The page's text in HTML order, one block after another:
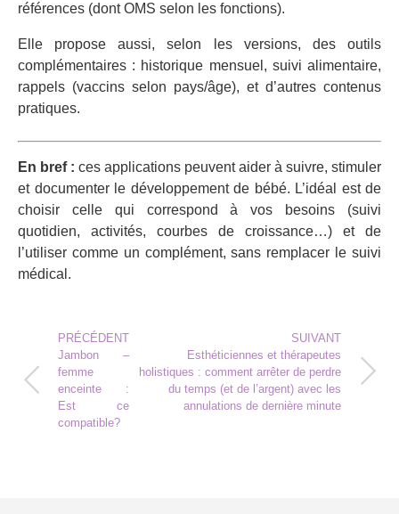
références (dont OMS selon les fonctions).
Elle propose aussi, selon les versions, des outils
complémentaires : historique mensuel, suivi alimentaire,
rappels (vaccins selon pays/âge), et d’autres contenus
pratiques.
En bref : ces applications peuvent aider à suivre, stimuler
et documenter le développement de bébé. L’idéal est de
choisir celle qui correspond à vos besoins (suivi
quotidien, activités, courbes de croissance…) et de
l’utiliser comme un complément, sans remplacer le suivi
médical.
PRÉCÉDENT
Jambon –
femme
enceinte :
Est ce
compatible?
SUIVANT
Esthéticiennes et thérapeutes
holistiques : comment arrêter de perdre
du temps (et de l’argent) avec les
annulations de dernière minute